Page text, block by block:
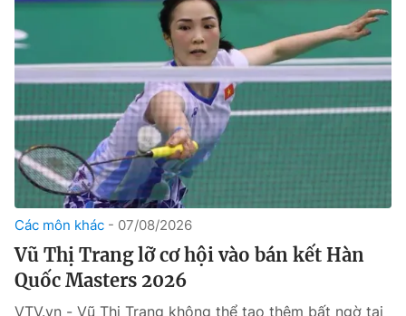
Ðiện thoại Thời báo VTV:024.66 897 897
Liên hệ quảng cáo:
0966 196 377
Email:toasoan@vtv.vn
Các môn khác 07/08/2026
Vũ Thị Trang lỡ cơ hội vào bán kết Hàn
Quốc Masters 2026
VTV.vn - Vũ Thị Trang không thể tạo thêm bất ngờ tại